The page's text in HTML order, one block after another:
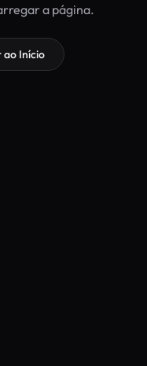
a página.
ao Início